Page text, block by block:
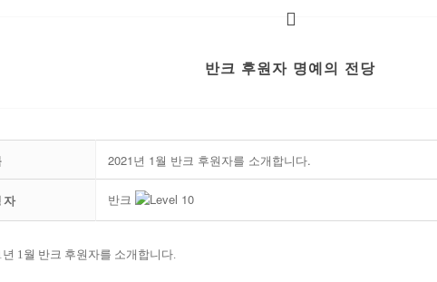
반크 후원자 명예의 전당
2021년 1월 반크 후원자를 소개합니다.
자 반크
년 1월 반크 후원자를 소개합니다.